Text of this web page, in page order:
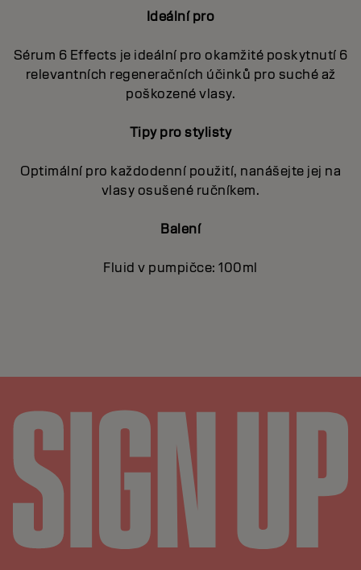
Ideální pro
Sérum 6 Effects je ideální pro okamžité poskytnutí 6
relevantních regeneračních účinků pro suché až
poškozené vlasy.
Tipy pro stylisty
Optimální pro každodenní použití, nanášejte jej na
vlasy osušené ručníkem.
Balení
Fluid v pumpičce: 100ml